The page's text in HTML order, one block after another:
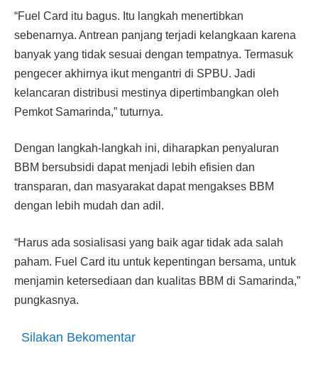
“Fuel Card itu bagus. Itu langkah menertibkan
sebenarnya. Antrean panjang terjadi kelangkaan karena
banyak yang tidak sesuai dengan tempatnya. Termasuk
pengecer akhirnya ikut mengantri di SPBU. Jadi
kelancaran distribusi mestinya dipertimbangkan oleh
Pemkot Samarinda,” tuturnya.
Dengan langkah-langkah ini, diharapkan penyaluran
BBM bersubsidi dapat menjadi lebih efisien dan
transparan, dan masyarakat dapat mengakses BBM
dengan lebih mudah dan adil.
“Harus ada sosialisasi yang baik agar tidak ada salah
paham. Fuel Card itu untuk kepentingan bersama, untuk
menjamin ketersediaan dan kualitas BBM di Samarinda,”
pungkasnya.
Silakan Bekomentar